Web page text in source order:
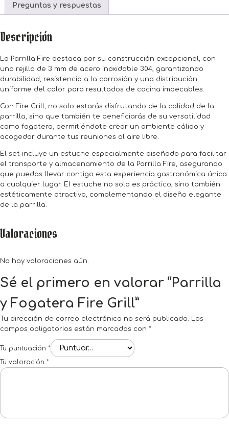
Preguntas y respuestas
Descripción
La Parrilla Fire destaca por su construcción excepcional, con
una rejilla de 3 mm de acero inoxidable 304, garantizando
durabilidad, resistencia a la corrosión y una distribución
uniforme del calor para resultados de cocina impecables.
Con Fire Grill, no solo estarás disfrutando de la calidad de la
parrilla, sino que también te beneficiarás de su versatilidad
como fogatera, permitiéndote crear un ambiente cálido y
acogedor durante tus reuniones al aire libre.
El set incluye un estuche especialmente diseñado para facilitar
el transporte y almacenamiento de la Parrilla Fire, asegurando
que puedas llevar contigo esta experiencia gastronómica única
a cualquier lugar. El estuche no solo es práctico, sino también
estéticamente atractivo, complementando el diseño elegante
de la parrilla.
Valoraciones
No hay valoraciones aún.
Sé el primero en valorar “Parrilla
y Fogatera Fire Grill”
Tu dirección de correo electrónico no será publicada.
Los
campos obligatorios están marcados con *
Tu puntuación *
Tu valoración *